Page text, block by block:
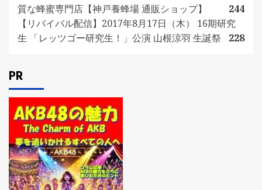
質な蜂蜜専門店【神戸養蜂場 通販ショップ】
244
【リバイバル配信】2017年8月17日（木） 16期研究
生 「レッツゴー研究生！」公演 山根涼羽 生誕祭
228
PR